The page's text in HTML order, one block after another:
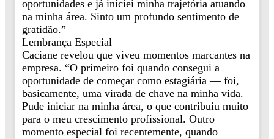
oportunidades e já iniciei minha trajetória atuando
na minha área. Sinto um profundo sentimento de
gratidão.”
Lembrança Especial
Caciane revelou que viveu momentos marcantes na
empresa. “O primeiro foi quando consegui a
oportunidade de começar como estagiária — foi,
basicamente, uma virada de chave na minha vida.
Pude iniciar na minha área, o que contribuiu muito
para o meu crescimento profissional. Outro
momento especial foi recentemente, quando